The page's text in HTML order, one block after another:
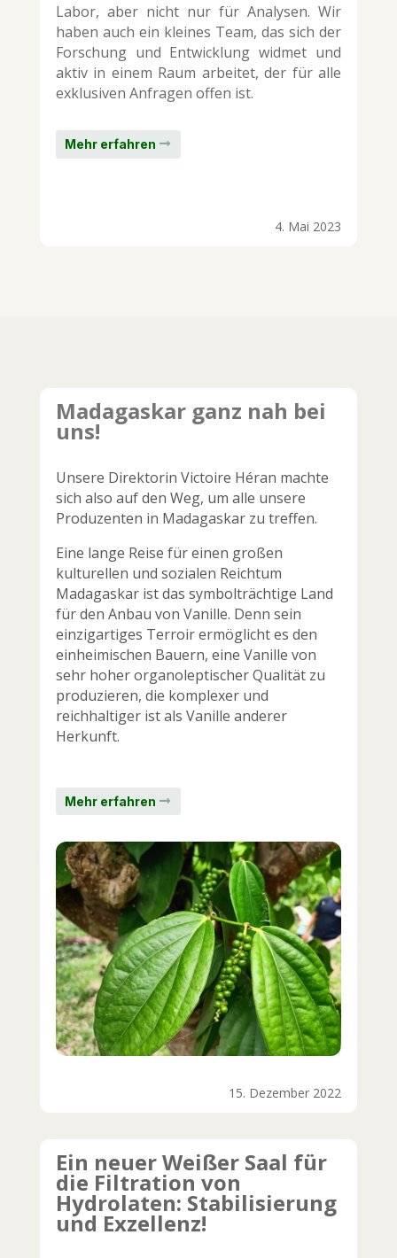
Labor, aber nicht nur für Analysen. Wir
haben auch ein kleines Team, das sich der
Forschung und Entwicklung widmet und
aktiv in einem Raum arbeitet, der für alle
exklusiven Anfragen offen ist.
Mehr erfahren
4. Mai 2023
Madagaskar ganz nah bei
uns!
Unsere Direktorin Victoire Héran machte
sich also auf den Weg, um alle unsere
Produzenten in Madagaskar zu treffen.
Eine lange Reise für einen großen
kulturellen und sozialen Reichtum
Madagaskar ist das symbolträchtige Land
für den Anbau von Vanille. Denn sein
einzigartiges Terroir ermöglicht es den
einheimischen Bauern, eine Vanille von
sehr hoher organoleptischer Qualität zu
produzieren, die komplexer und
reichhaltiger ist als Vanille anderer
Herkunft.
Mehr erfahren
15. Dezember 2022
Ein neuer Weißer Saal für
die Filtration von
Hydrolaten: Stabilisierung
und Exzellenz!